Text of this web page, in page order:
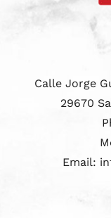
Calle Jorge
29670
Email: